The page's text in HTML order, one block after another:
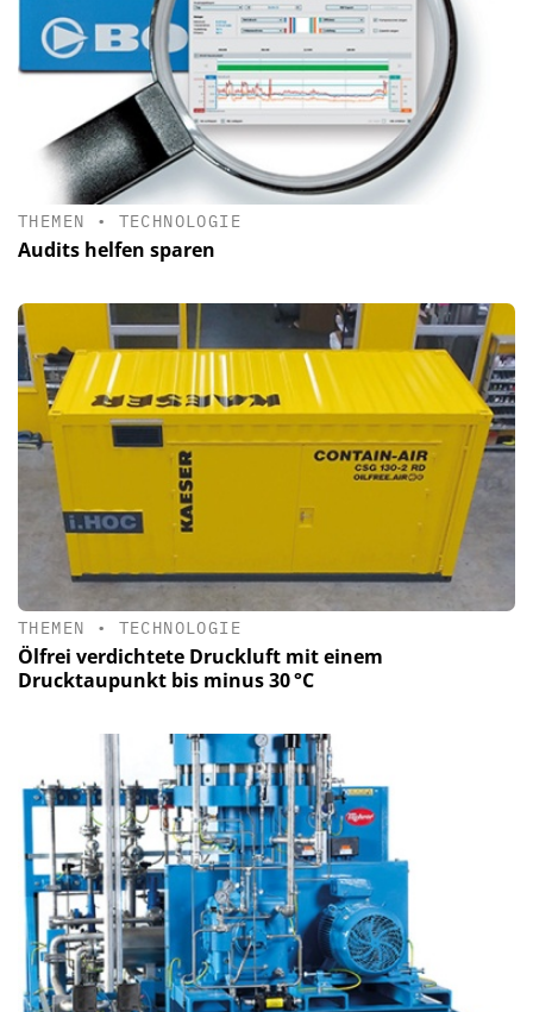
THEMEN • TECHNOLOGIE
Audits helfen sparen
THEMEN • TECHNOLOGIE
Ölfrei verdichtete Druckluft mit einem
Drucktaupunkt bis minus 30 °C